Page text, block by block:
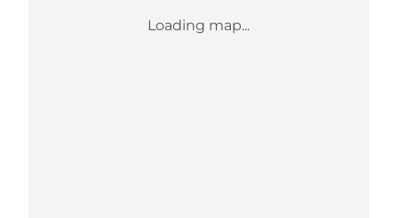
Loading map...